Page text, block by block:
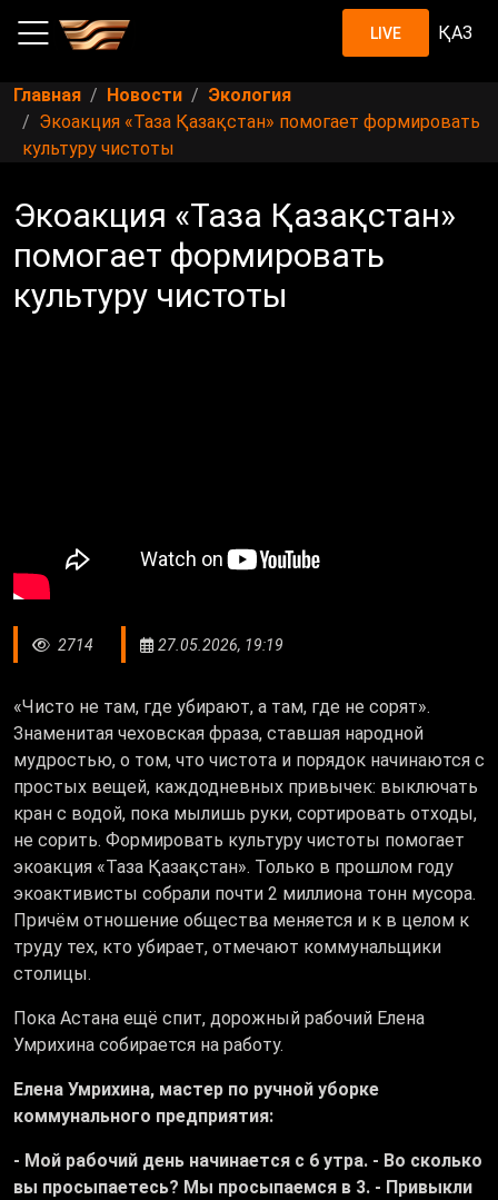
LIVE ҚАЗ
Главная Новости
Экология
Экоакция «Таза Қазақстан» помогает формировать
культуру чистоты
Экоакция «Таза Қазақстан»
помогает формировать
культуру чистоты
2714 27.05.2026, 19:19
«Чисто не там, где убирают, а там, где не сорят».
Знаменитая чеховская фраза, ставшая народной
мудростью, о том, что чистота и порядок начинаются с
простых вещей, каждодневных привычек: выключать
кран с водой, пока мылишь руки, сортировать отходы,
не сорить. Формировать культуру чистоты помогает
экоакция «Таза Қазақстан». Только в прошлом году
экоактивисты собрали почти 2 миллиона тонн мусора.
Причём отношение общества меняется и к в целом к
труду тех, кто убирает, отмечают коммунальщики
столицы.
Пока Астана ещё спит, дорожный рабочий Елена
Умрихина собирается на работу.
Елена Умрихина, мастер по ручной уборке
коммунального предприятия:
- Мой рабочий день начинается с 6 утра. - Во сколько
вы просыпаетесь? Мы просыпаемся в 3. - Привыкли